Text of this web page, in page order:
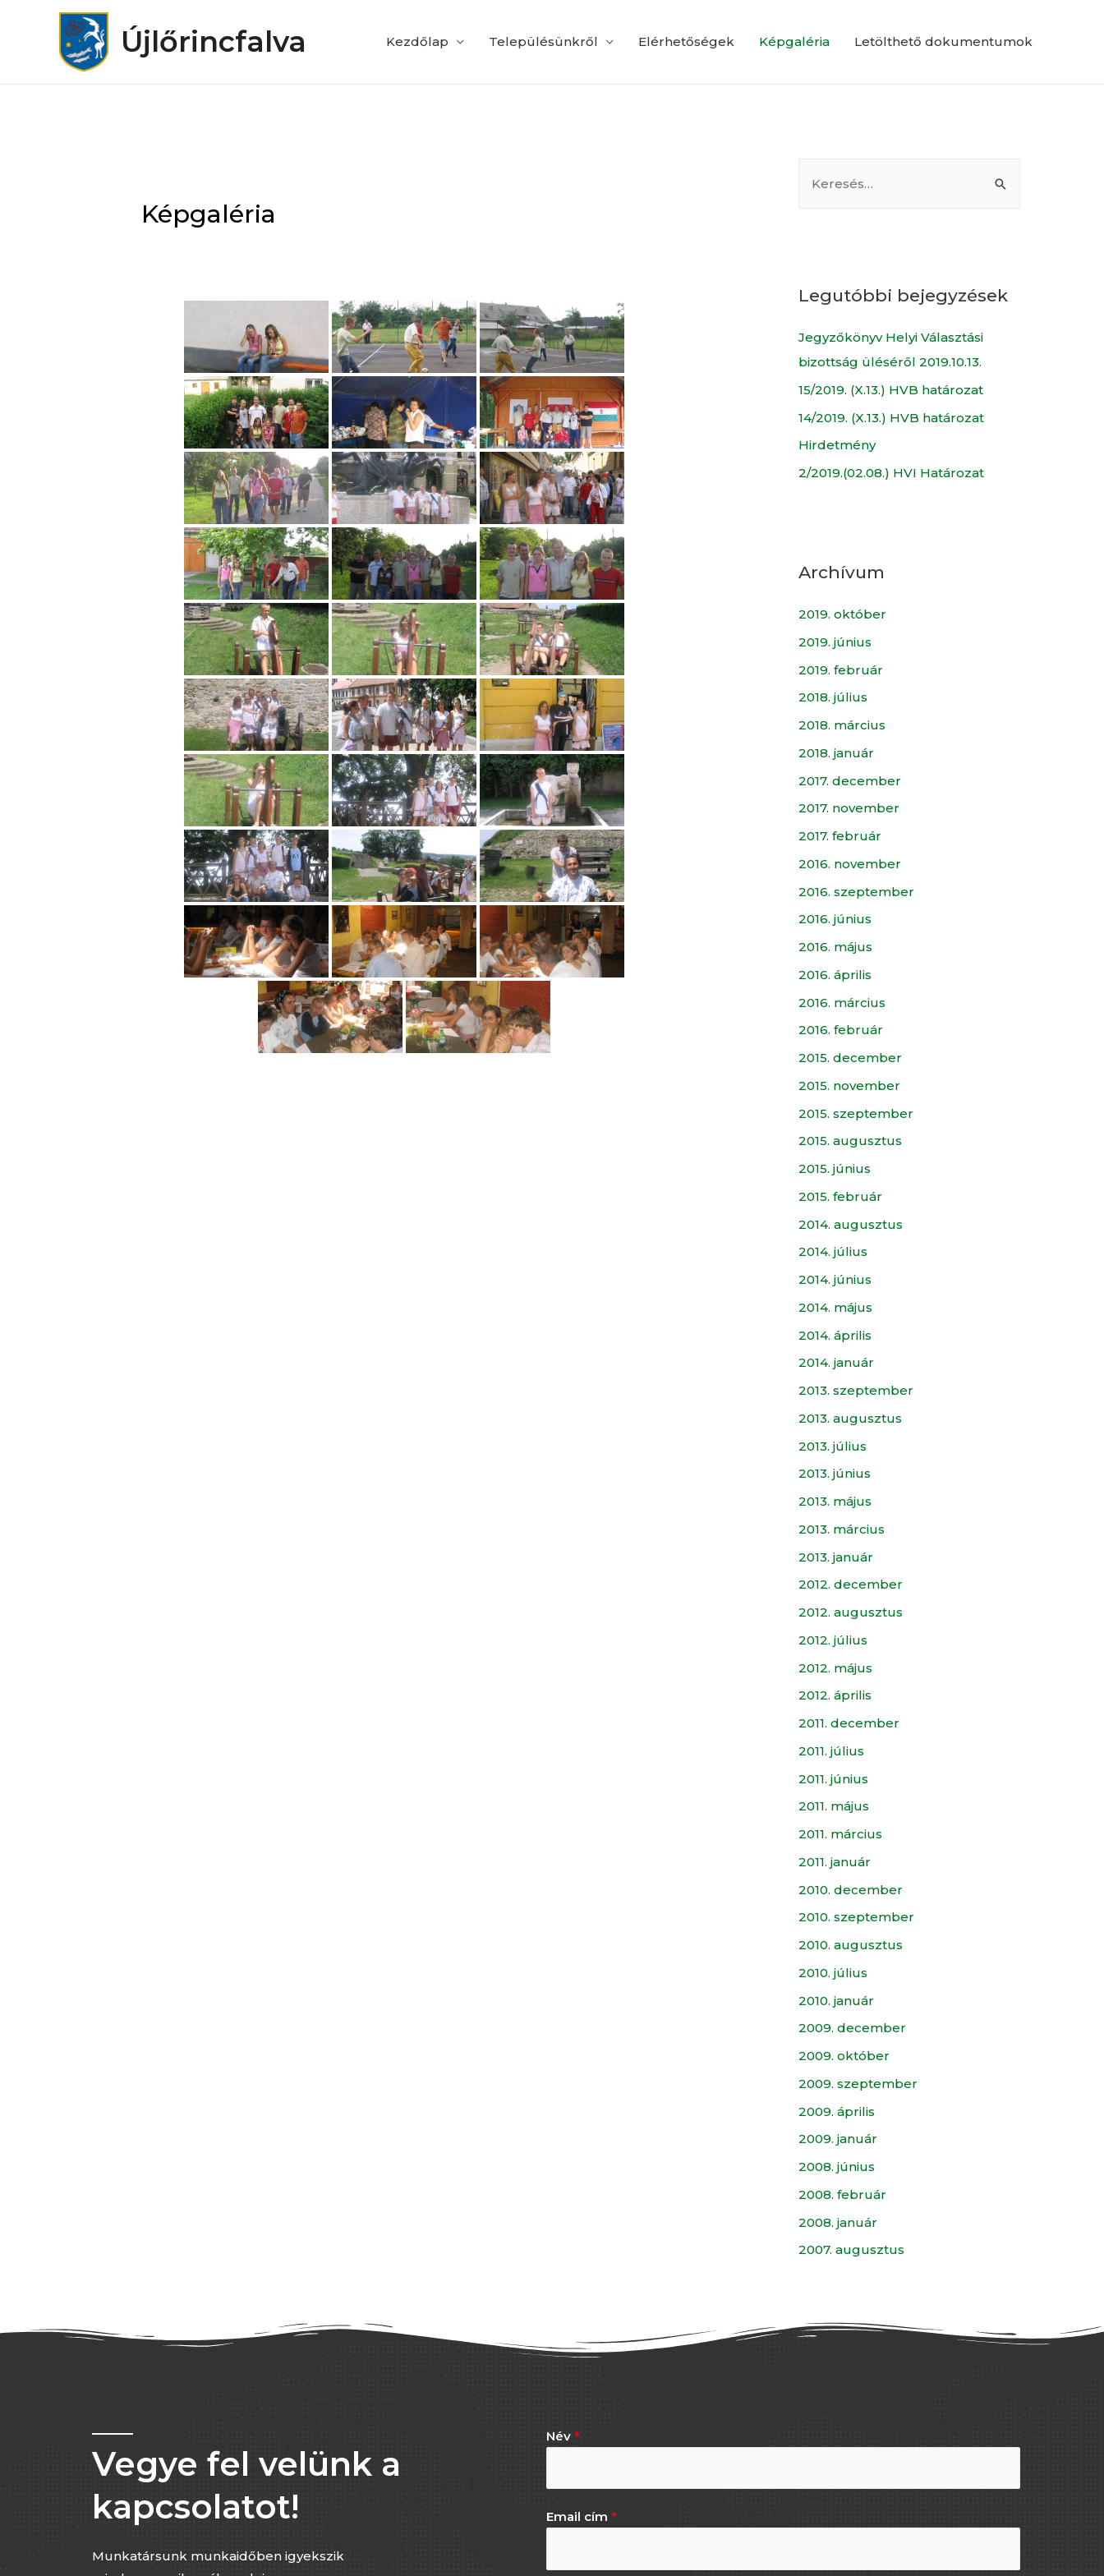
Újlőrincfalva Kezdőlap Településünkről Elérhetőségek Képgaléria Letölthető dokumentumok
Képgaléria
Legutóbbi bejegyzések
Jegyzőkönyv Helyi Választási
bizottság üléséről 2019.10.13.
15/2019. (X.13.) HVB határozat
14/2019. (X.13.) HVB határozat
Hirdetmény
2/2019.(02.08.) HVI Határozat
Archívum
2019. október
2019. június
2019. február
2018. július
2018. március
2018. január
2017. december
2017. november
2017. február
2016. november
2016. szeptember
2016. június
2016. május
2016. április
2016. március
2016. február
2015. december
2015. november
2015. szeptember
2015. augusztus
2015. június
2015. február
2014. augusztus
2014. július
2014. június
2014. május
2014. április
2014. január
2013. szeptember
2013. augusztus
2013. július
2013. június
2013. május
2013. március
2013. január
2012. december
2012. augusztus
2012. július
2012. május
2012. április
2011. december
2011. július
2011. június
2011. május
2011. március
2011. január
2010. december
2010. szeptember
2010. augusztus
2010. július
2010. január
2009. december
2009. október
2009. szeptember
2009. április
2009. január
2008. június
2008. február
2008. január
2007. augusztus
Vegye fel velünk a
kapcsolatot!
Munkatársunk munkaidőben igyekszik
Név *
Email cím *